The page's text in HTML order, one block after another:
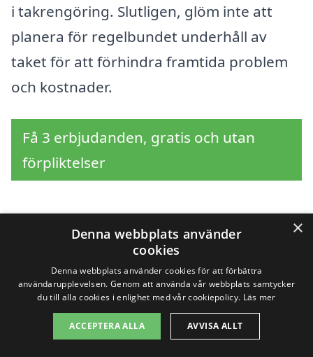
i takrengöring. Slutligen, glöm inte att
planera för regelbundet underhåll av
taket för att förhindra framtida problem
och kostnader.
Få 3 erbjudanden, gratis och utan
förpliktelser
Sök efter en
professionell för
takrengöring i andra
städer nära
×
Denna webbplats använder
cookies
Denna webbplats använder cookies för att förbättra
användarupplevelsen. Genom att använda vår webbplats samtycker
du till alla cookies i enlighet med vår cookiepolicy. Läs mer
ACCEPTERA ALLA AVVISA ALLT